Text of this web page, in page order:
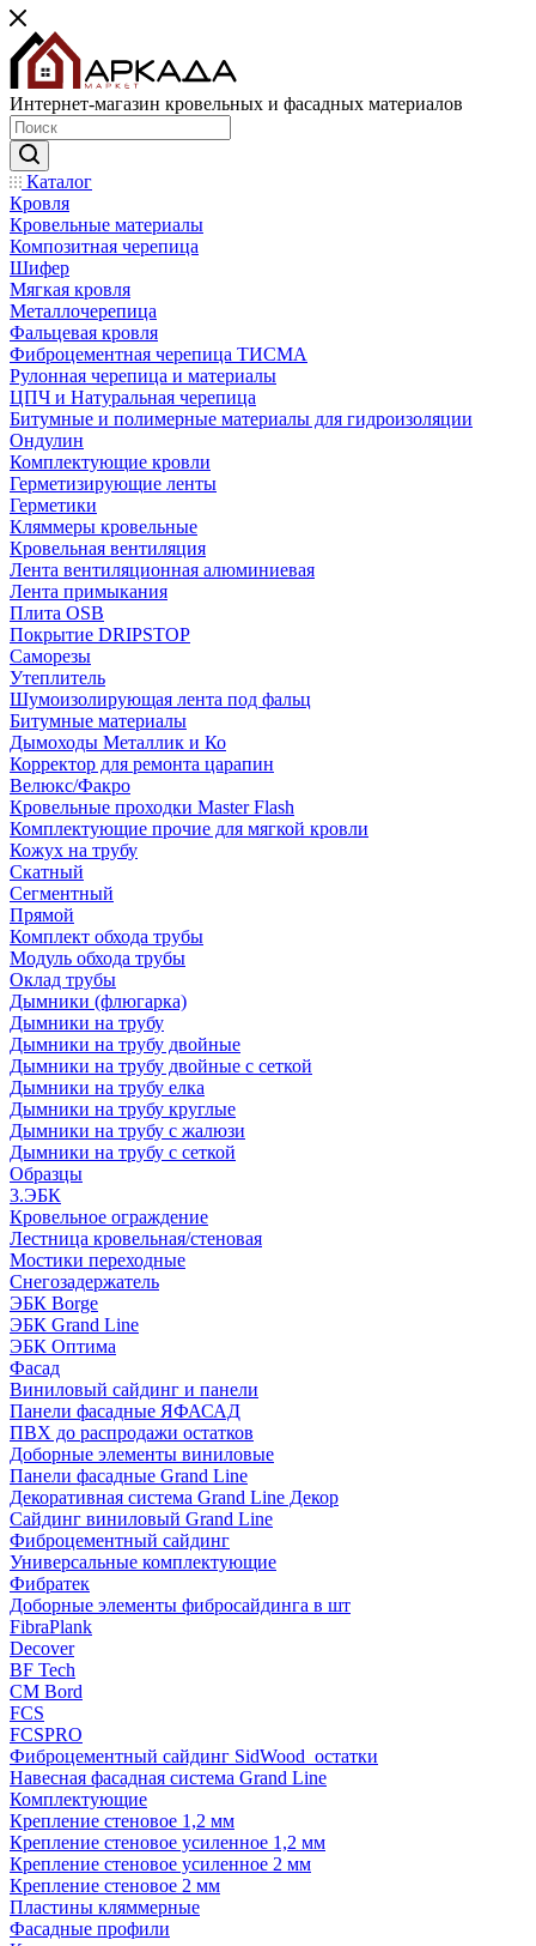
Интернет-магазин кровельных и фасадных материалов
Каталог
Кровля
Кровельные материалы
Композитная черепица
Шифер
Мягкая кровля
Металлочерепица
Фальцевая кровля
Фиброцементная черепица ТИСМА
Рулонная черепица и материалы
ЦПЧ и Натуральная черепица
Битумные и полимерные материалы для гидроизоляции
Ондулин
Комплектующие кровли
Герметизирующие ленты
Герметики
Кляммеры кровельные
Кровельная вентиляция
Лента вентиляционная алюминиевая
Лента примыкания
Плита OSB
Покрытие DRIPSTOP
Саморезы
Утеплитель
Шумоизолирующая лента под фальц
Битумные материалы
Дымоходы Металлик и Ко
Корректор для ремонта царапин
Велюкс/Факро
Кровельные проходки Master Flash
Комплектующие прочие для мягкой кровли
Кожух на трубу
Скатный
Сегментный
Прямой
Комплект обхода трубы
Модуль обхода трубы
Оклад трубы
Дымники (флюгарка)
Дымники на трубу
Дымники на трубу двoйные
Дымники на трубу двoйные с сеткой
Дымники на трубу елка
Дымники на трубу круглые
Дымники на трубу с жалюзи
Дымники на трубу с сеткой
Образцы
3.ЭБК
Кровельное ограждение
Лестница кровельная/стеновая
Мостики переходные
Снегозадержатель
ЭБК Borge
ЭБК Grand Line
ЭБК Оптима
Фасад
Виниловый сайдинг и панели
Панели фасадные ЯФАСАД
ПВХ до распродажи остатков
Доборные элементы виниловые
Панели фасадные Grand Line
Декоративная система Grand Line Декор
Сайдинг виниловый Grand Line
Фиброцементный сайдинг
Универсальные комплектующие
Фибратек
Доборные элементы фибросайдинга в шт
FibraPlank
Decover
BF Tech
CM Bord
FCS
FCSPRO
Фиброцементный сайдинг SidWood_остатки
Навесная фасадная система Grand Line
Комплектующие
Крепление стеновое 1,2 мм
Крепление стеновое усиленное 1,2 мм
Крепление стеновое усиленное 2 мм
Крепление стеновое 2 мм
Пластины кляммерные
Фасадные профили